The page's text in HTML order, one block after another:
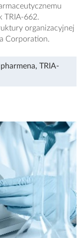
TRIA-662.
organizacyjnej
Corporation.
pharmena, TRIA-